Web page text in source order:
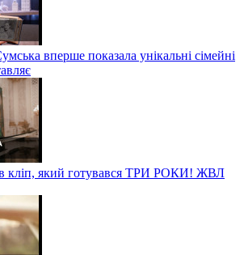
вперше показала унікальні сімейні
кліп, який готувався ТРИ РОКИ! ЖВЛ